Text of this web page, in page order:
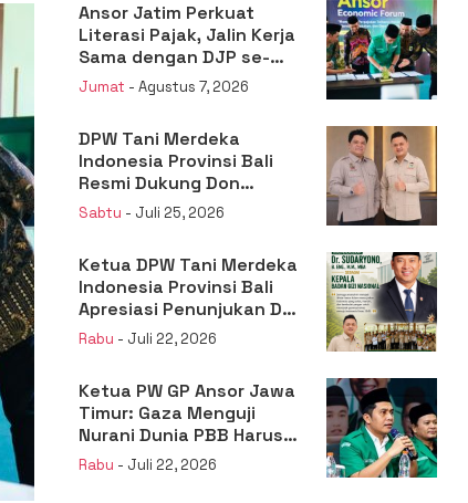
Ansor Jatim Perkuat
Literasi Pajak, Jalin Kerja
Sama dengan DJP se-
Jatim
Jumat - Agustus 7, 2026
DPW Tani Merdeka
Indonesia Provinsi Bali
Resmi Dukung Don
Muzakir Mengisi Jabatan
Wakil Menteri Pertanian
Sabtu - Juli 25, 2026
Ketua DPW Tani Merdeka
Indonesia Provinsi Bali
Apresiasi Penunjukan Dr.
Sudaryono sebagai
Kepala Badan Gizi
Rabu - Juli 22, 2026
Ketua PW GP Ansor Jawa
Timur: Gaza Menguji
Nurani Dunia PBB Harus
Reformasi Total atau
Kehilangan Legitimasi
Rabu - Juli 22, 2026